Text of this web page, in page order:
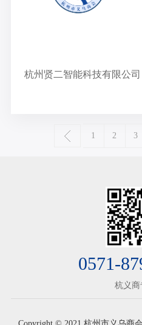
杭州贤二智能科技有限公
1 2 3
0571-
杭义商